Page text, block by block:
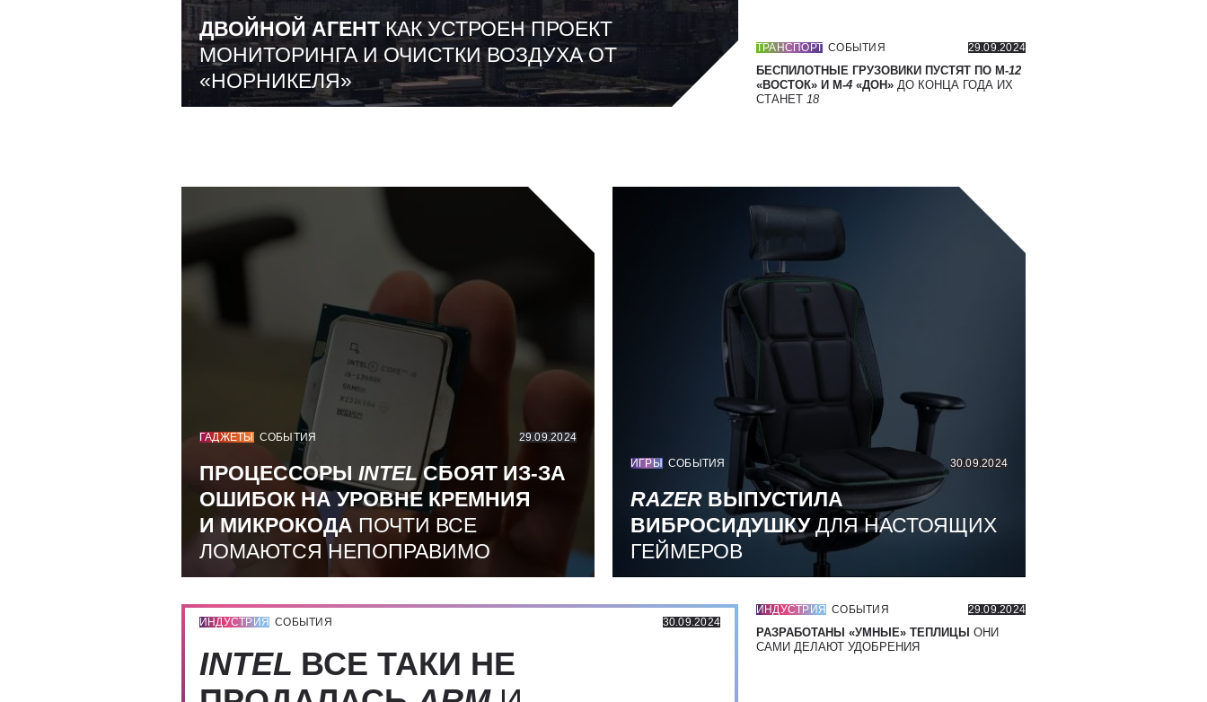
ДВОЙНОЙ АГЕНТКАК УСТРОЕН ПРОЕКТ
МОНИТОРИНГА И ОЧИСТКИ ВОЗДУХА ОТ
«НОРНИКЕЛЯ»
ТРАНСПОРТ СОБЫТИЯ 29.09.2024
БЕСПИЛОТНЫЕ ГРУЗОВИКИ ПУСТЯТ ПО М-12
«ВОСТОК» И М-4 «ДОН» ДО КОНЦА ГОДА ИХ
СТАНЕТ 18
ГАДЖЕТЫ СОБЫТИЯ 29.09.2024
ПРОЦЕССОРЫ INTELСБОЯТ ИЗ-ЗА
ОШИБОК НА УРОВНЕ КРЕМНИЯ
И МИКРОКОДА ПОЧТИ ВСЕ
ЛОМАЮТСЯ НЕПОПРАВИМО
ИГРЫ СОБЫТИЯ 30.09.2024
RAZER ВЫПУСТИЛА
ВИБРОСИДУШКУДЛЯ НАСТОЯЩИХ
ГЕЙМЕРОВ
ИНДУСТРИЯ СОБЫТИЯ 30.09.2024
INTEL ВСЕ ТАКИ НЕ
ИНДУСТРИЯ СОБЫТИЯ 29.09.2024
РАЗРАБОТАНЫ «УМНЫЕ» ТЕПЛИЦЫ ОНИ
САМИ ДЕЛАЮТ УДОБРЕНИЯ